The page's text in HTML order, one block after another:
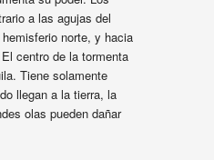
a las agujas del
hemisferio norte, y hacia
centro de la tormenta
Tiene solamente
llegan a la tierra, la
olas pueden dañar